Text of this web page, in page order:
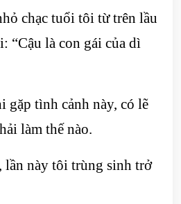
chạc tuổi tôi từ trên lầu
“Cậu là con gái của dì
gặp tình cảnh này, có lẽ
làm thế nào.
này tôi trùng sinh trở